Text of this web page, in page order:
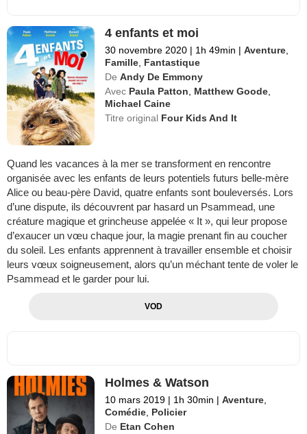
4 enfants et moi
30 novembre 2020 | 1h 49min | Aventure
Famille Fantastique
De Andy De Emmony
Avec Paula Patton Matthew Goode
Michael Caine
Titre original Four Kids And It
Quand les vacances à la mer se transforment en rencontre
organisée avec les enfants de leurs potentiels futurs belle-mère
Alice ou beau-père David, quatre enfants sont bouleversés. Lors
d’une dispute, ils découvrent par hasard un Psammead, une
créature magique et grincheuse appelée « It », qui leur propose
d’exaucer un vœu chaque jour, la magie prenant fin au coucher
du soleil. Les enfants apprennent à travailler ensemble et choisir
leurs vœux soigneusement, alors qu’un méchant tente de voler le
Psammead et le garder pour lui.
VOD
Holmes & Watson
10 mars 2019 | 1h 30min | Aventure
Comédie Policier
De Etan Cohen